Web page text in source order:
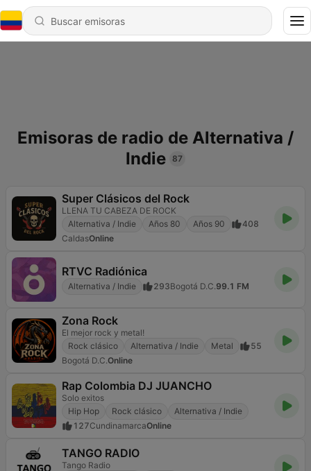
Emisoras de radio de Alternativa /
Indie
87
Super Clásicos del Rock
LLENA TU CABEZA DE ROCK
Alternativa / Indie
Años 80 Años 90
408
CaldasOnline
RTVC Radiónica
Alternativa / Indie 293Bogotá D.C.99.1 FM
Zona Rock
El mejor rock y metal!
Rock clásico
Alternativa / Indie Metal
55
Bogotá D.C.Online
Rap Colombia DJ JUANCHO
Solo exitos
Hip Hop
Rock clásico
Alternativa / Indie
127CundinamarcaOnline
TANGO RADIO
Tango Radio